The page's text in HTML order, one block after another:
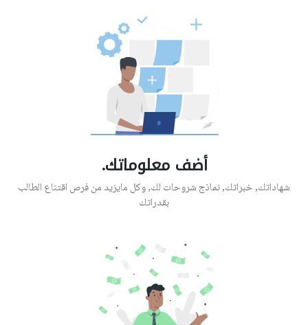
أضف معلوماتك.
شهاداتك, خبراتك, نماذج شروحات لك, وكل مايزيد من فرص اقتناع الطالب
بقدراتك